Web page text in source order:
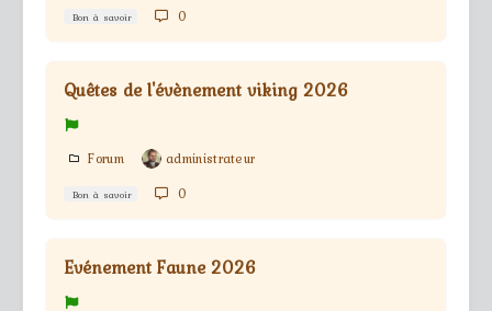
Bon à savoir 0
Quêtes de l'évènement viking 2026
Forum administrateur
Bon à savoir 0
Evénement Faune 2026